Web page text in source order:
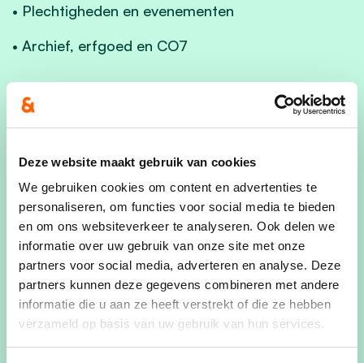
Deze website maakt gebruik van cookies
We gebruiken cookies om content en advertenties te
personaliseren, om functies voor social media te bieden
en om ons websiteverkeer te analyseren. Ook delen we
informatie over uw gebruik van onze site met onze
partners voor social media, adverteren en analyse. Deze
partners kunnen deze gegevens combineren met andere
informatie die u aan ze heeft verstrekt of die ze hebben
verzameld op basis van uw gebruik van hun services.
• Plechtigheden en evenementen
• Archief, erfgoed en CO7
Nieuw in het schepencollege is toekomstig
schepen Ewoud Notebaert. Hij wordt bevoegd
• Jeugd
• Kinderopvang
• Duurzaamheid en Klimaat
• Dierenwelzijn (Poezewoef)
Op 5 december vindt de installatievergadering
van de nieuwe gemeenteraad plaats. Dan wordt